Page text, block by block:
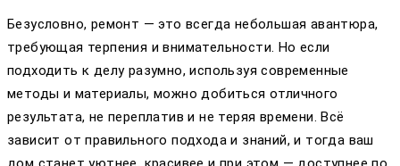
Безусловно, ремонт — это всегда небольшая авантюра,
требующая терпения и внимательности. Но если
подходить к делу разумно, используя современные
методы и материалы, можно добиться отличного
результата, не переплатив и не теряя времени. Всё
зависит от правильного подхода и знаний, и тогда ваш